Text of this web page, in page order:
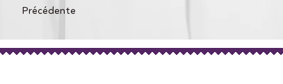
Précédente